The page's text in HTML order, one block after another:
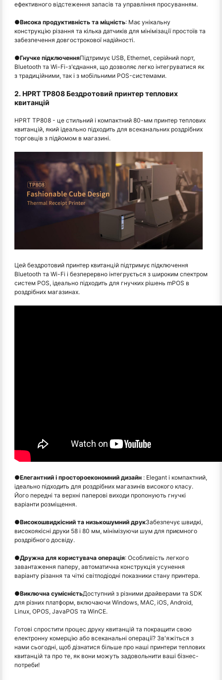
ефективного відстеження запасів та управління просуванням.
●Висока продуктивність та міцність: Має унікальну
конструкцію різання та кілька датчиків для мінімізації простоїв та
забезпечення довгострокової надійності.
●Гнучке підключенняПідтримує USB, Ethernet, серійний порт,
Bluetooth та Wi-Fi-з'єднання, що дозволяє легко інтегруватися як
з традиційними, так і з мобільними POS-системами.
2. HPRT TP808 Бездротовий принтер теплових
квитанцій
HPRT TP808 - це стильний і компактний 80-мм принтер теплових
квитанцій, який ідеально підходить для всеканальних роздрібних
торговців з підйомом в магазині.
Цей бездротовий принтер квитанцій підтримує підключення
Bluetooth та Wi-Fi і безперервно інтегрується з широким спектром
систем POS, ідеально підходить для гнучких рішень mPOS в
роздрібних магазинах.
●Елегантний і простороекономний дизайн : Elegant і компактний,
ідеально підходить для роздрібних магазинів високого класу.
Його передні та верхні паперові виходи пропонують гнучкі
варіанти розміщення.
●Високошвидкісний та низькошумний друкЗабезпечує швидкі,
високоякісні друки 58 і 80 мм, мінімізуючи шум для приємного
роздрібного досвіду.
●Дружна для користувача операція: Особливість легкого
завантаження паперу, автоматична конструкція усунення
варіанту різання та чіткі світлодіодні показники стану принтера.
●Виключна сумісністьДоступний з різними драйверами та SDK
для різних платформ, включаючи Windows, MAC, iOS, Android,
Linux, OPOS, JavaPOS та WinCE.
Готові спростити процес друку квитанцій та покращити свою
електронну комерцію або всеканальні операції? Зв'яжіться з
нами сьогодні, щоб дізнатися більше про наші принтери теплових
квитанцій та про те, як вони можуть задовольнити ваші бізнес-
потреби!